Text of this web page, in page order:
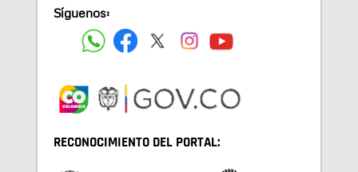
Síguenos:
RECONOCIMIENTO DEL PORTAL: